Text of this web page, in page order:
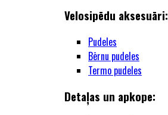
Velosipēdu aksesuāri:
Pudeles
Bērnu pudeles
Termo pudeles
Detaļas un apkope: